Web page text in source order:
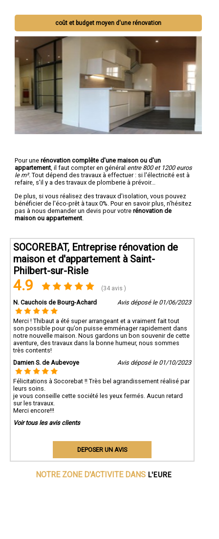
coût et budget moyen d'une rénovation
Pour une rénovation complête d'une maison ou d'un
appartement , il faut compter en général entre 800 et 1200 euros
le m². Tout dépend des travaux à effectuer : si l'électricité est à
refaire, s'il y a des travaux de plomberie à prévoir...
De plus, si vous réalisez des travaux d'isolation, vous pouvez
bénéficier de l'éco-prêt à taux 0%. Pour en savoir plus, n'hésitez
pas à nous demander un devis pour votre rénovation de
maison ou appartement
SOCOREBAT, Entreprise rénovation de
maison et d'appartement à Saint-
Philbert-sur-Risle
4.9 (34 avis )
N. Cauchois de Bourg-Achard Avis déposé le 01/06/2023
Merci ! Thibaut a été super arrangeant et a vraiment fait tout
son possible pour qu’on puisse emménager rapidement dans
notre nouvelle maison. Nous gardons un bon souvenir de cette
aventure, des travaux dans la bonne humeur, nous sommes
très contents!
Damien S. de Aubevoye
Avis déposé le 01/10/2023
Félicitations à Socorebat !! Très bel agrandissement réalisé par
leurs soins.
je vous conseille cette société les yeux fermés. Aucun retard
sur les travaux.
Merci encore!!!
Voir tous les avis clients
DEPOSER UN AVIS
NOTRE ZONE D'ACTIVITE DANS L'EURE